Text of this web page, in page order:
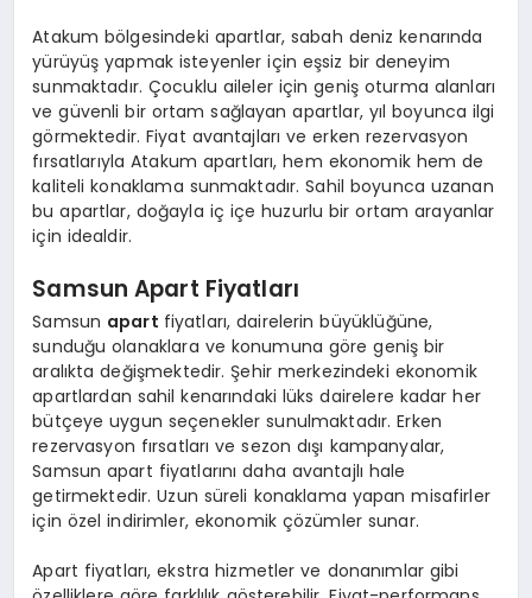
Atakum bölgesindeki apartlar, sabah deniz kenarında
yürüyüş yapmak isteyenler için eşsiz bir deneyim
sunmaktadır. Çocuklu aileler için geniş oturma alanları
ve güvenli bir ortam sağlayan apartlar, yıl boyunca ilgi
görmektedir. Fiyat avantajları ve erken rezervasyon
fırsatlarıyla Atakum apartları, hem ekonomik hem de
kaliteli konaklama sunmaktadır. Sahil boyunca uzanan
bu apartlar, doğayla iç içe huzurlu bir ortam arayanlar
için idealdir.
Samsun Apart Fiyatları
Samsun apart fiyatları, dairelerin büyüklüğüne,
sunduğu olanaklara ve konumuna göre geniş bir
aralıkta değişmektedir. Şehir merkezindeki ekonomik
apartlardan sahil kenarındaki lüks dairelere kadar her
bütçeye uygun seçenekler sunulmaktadır. Erken
rezervasyon fırsatları ve sezon dışı kampanyalar,
Samsun apart fiyatlarını daha avantajlı hale
getirmektedir. Uzun süreli konaklama yapan misafirler
için özel indirimler, ekonomik çözümler sunar.
Apart fiyatları, ekstra hizmetler ve donanımlar gibi